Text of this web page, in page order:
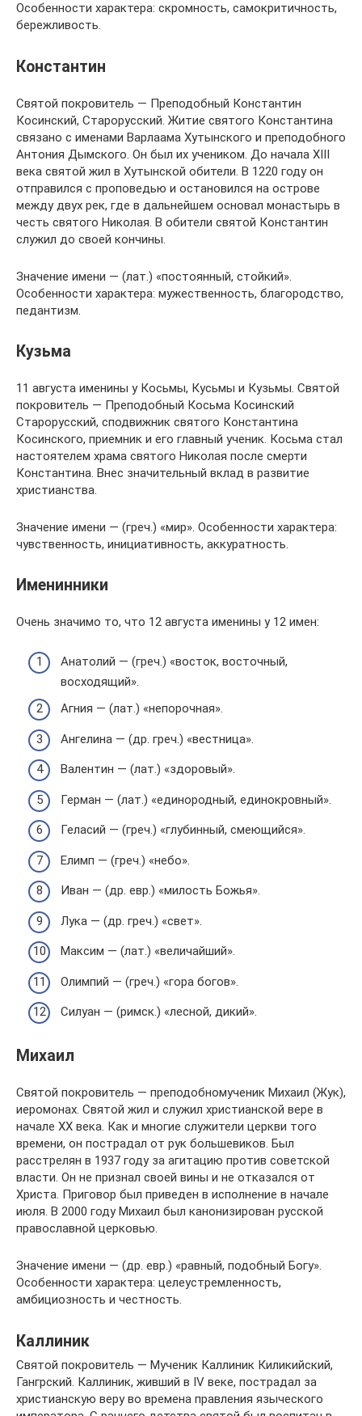
Особенности характера: скромность, самокритичность,
бережливость.
Константин
Святой покровитель — Преподобный Константин
Косинский, Старорусский. Житие святого Константина
связано с именами Варлаама Хутынского и преподобного
Антония Дымского. Он был их учеником. До начала XIII
века святой жил в Хутынской обители. В 1220 году он
отправился с проповедью и остановился на острове
между двух рек, где в дальнейшем основал монастырь в
честь святого Николая. В обители святой Константин
служил до своей кончины.
Значение имени — (лат.) «постоянный, стойкий».
Особенности характера: мужественность, благородство,
педантизм.
Кузьма
11 августа именины у Косьмы, Кусьмы и Кузьмы. Святой
покровитель — Преподобный Косьма Косинский
Старорусский, сподвижник святого Константина
Косинского, приемник и его главный ученик. Косьма стал
настоятелем храма святого Николая после смерти
Константина. Внес значительный вклад в развитие
христианства.
Значение имени — (греч.) «мир». Особенности характера:
чувственность, инициативность, аккуратность.
Именинники
Очень значимо то, что 12 августа именины у 12 имен:
Анатолий — (греч.) «восток, восточный,
восходящий».
Агния — (лат.) «непорочная».
Ангелина — (др. греч.) «вестница».
Валентин — (лат.) «здоровый».
Герман — (лат.) «единородный, единокровный».
Геласий — (греч.) «глубинный, смеющийся».
Елимп — (греч.) «небо».
Иван — (др. евр.) «милость Божья».
Лука — (др. греч.) «свет».
Максим — (лат.) «величайший».
Олимпий — (греч.) «гора богов».
Силуан — (римск.) «лесной, дикий».
Михаил
Святой покровитель — преподобномученик Михаил (Жук),
иеромонах. Святой жил и служил христианской вере в
начале XX века. Как и многие служители церкви того
времени, он пострадал от рук большевиков. Был
расстрелян в 1937 году за агитацию против советской
власти. Он не признал своей вины и не отказался от
Христа. Приговор был приведен в исполнение в начале
июля. В 2000 году Михаил был канонизирован русской
православной церковью.
Значение имени — (др. евр.) «равный, подобный Богу».
Особенности характера: целеустремленность,
амбициозность и честность.
Каллиник
Святой покровитель — Мученик Каллиник Киликийский,
Гангрский. Каллиник, живший в IV веке, пострадал за
христианскую веру во времена правления языческого